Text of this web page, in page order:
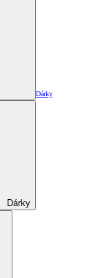
Dárky
Dárky